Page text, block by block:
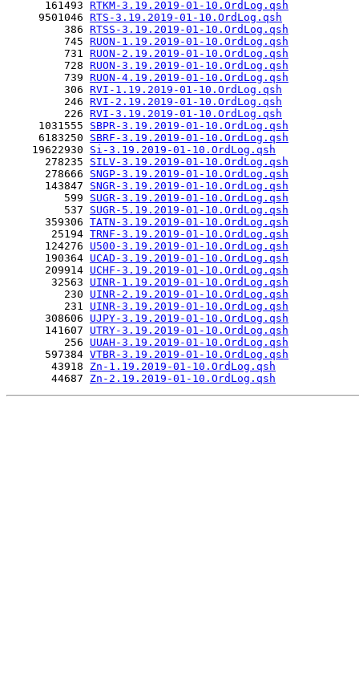
      161493
RTKM-3.19.2019-01-10.OrdLog.qsh
     9501046
RTS-3.19.2019-01-10.OrdLog.qsh
         386
RTSS-3.19.2019-01-10.OrdLog.qsh
         745
RUON-1.19.2019-01-10.OrdLog.qsh
         731
RUON-2.19.2019-01-10.OrdLog.qsh
         728
RUON-3.19.2019-01-10.OrdLog.qsh
         739
RUON-4.19.2019-01-10.OrdLog.qsh
         306
RVI-1.19.2019-01-10.OrdLog.qsh
         246
RVI-2.19.2019-01-10.OrdLog.qsh
         226
RVI-3.19.2019-01-10.OrdLog.qsh
     1031555
SBPR-3.19.2019-01-10.OrdLog.qsh
     6183250
SBRF-3.19.2019-01-10.OrdLog.qsh
    19622930
Si-3.19.2019-01-10.OrdLog.qsh
      278235
SILV-3.19.2019-01-10.OrdLog.qsh
      278666
SNGP-3.19.2019-01-10.OrdLog.qsh
      143847
SNGR-3.19.2019-01-10.OrdLog.qsh
         599
SUGR-3.19.2019-01-10.OrdLog.qsh
         537
SUGR-5.19.2019-01-10.OrdLog.qsh
      359306
TATN-3.19.2019-01-10.OrdLog.qsh
       25194
TRNF-3.19.2019-01-10.OrdLog.qsh
      124276
U500-3.19.2019-01-10.OrdLog.qsh
      190364
UCAD-3.19.2019-01-10.OrdLog.qsh
      209914
UCHF-3.19.2019-01-10.OrdLog.qsh
       32563
UINR-1.19.2019-01-10.OrdLog.qsh
         230
UINR-2.19.2019-01-10.OrdLog.qsh
         231
UINR-3.19.2019-01-10.OrdLog.qsh
      308606
UJPY-3.19.2019-01-10.OrdLog.qsh
      141607
UTRY-3.19.2019-01-10.OrdLog.qsh
         256
UUAH-3.19.2019-01-10.OrdLog.qsh
      597384
VTBR-3.19.2019-01-10.OrdLog.qsh
       43918
Zn-1.19.2019-01-10.OrdLog.qsh
       44687
Zn-2.19.2019-01-10.OrdLog.qsh